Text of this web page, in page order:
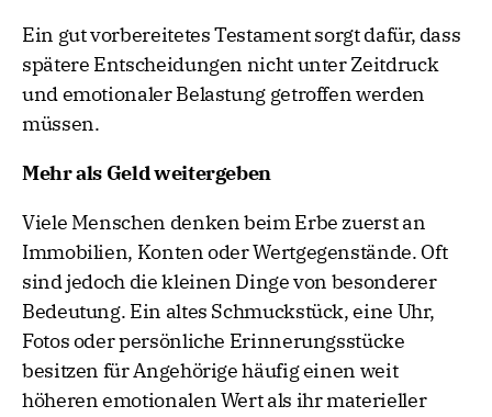
Ein gut vorbereitetes Testament sorgt dafür, dass
spätere Entscheidungen nicht unter Zeitdruck
und emotionaler Belastung getroffen werden
müssen.
Mehr als Geld weitergeben
Viele Menschen denken beim Erbe zuerst an
Immobilien, Konten oder Wertgegenstände. Oft
sind jedoch die kleinen Dinge von besonderer
Bedeutung. Ein altes Schmuckstück, eine Uhr,
Fotos oder persönliche Erinnerungsstücke
besitzen für Angehörige häufig einen weit
höheren emotionalen Wert als ihr materieller